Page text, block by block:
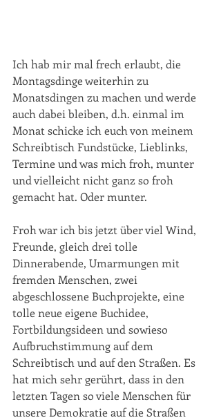
Ich hab mir mal frech erlaubt, die
Montagsdinge weiterhin zu
Monatsdingen zu machen und werde
auch dabei bleiben, d.h. einmal im
Monat schicke ich euch von meinem
Schreibtisch Fundstücke, Lieblinks,
Termine und was mich froh, munter
und vielleicht nicht ganz so froh
gemacht hat. Oder munter.
Froh war ich bis jetzt über viel Wind,
Freunde, gleich drei tolle
Dinnerabende, Umarmungen mit
fremden Menschen, zwei
abgeschlossene Buchprojekte, eine
tolle neue eigene Buchidee,
Fortbildungsideen und sowieso
Aufbruchstimmung auf dem
Schreibtisch und auf den Straßen. Es
hat mich sehr gerührt, dass in den
letzten Tagen so viele Menschen für
unsere Demokratie auf die Straßen